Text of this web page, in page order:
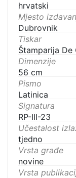
hrvatski
Mjesto
Dubrovnik
Tiskar
Štamparija De
Dimenzije
56 cm
Pismo
Latinica
Signatura
RP-III-23
Učestalost
tjedno
Vrsta građe
novine
Vrsta